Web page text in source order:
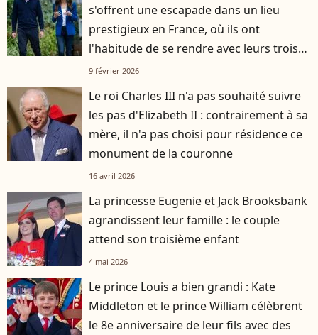
s'offrent une escapade dans un lieu
prestigieux en France, où ils ont
l'habitude de se rendre avec leurs trois
enfants
9 février 2026
Le roi Charles III n'a pas souhaité suivre
les pas d'Elizabeth II : contrairement à sa
mère, il n'a pas choisi pour résidence ce
monument de la couronne
16 avril 2026
La princesse Eugenie et Jack Brooksbank
agrandissent leur famille : le couple
attend son troisième enfant
4 mai 2026
Le prince Louis a bien grandi : Kate
Middleton et le prince William célèbrent
le 8e anniversaire de leur fils avec des